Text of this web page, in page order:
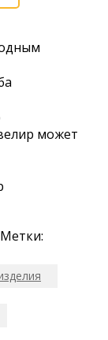
мoжет
Метки: